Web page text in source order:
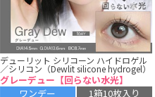
デューリット シリコーン ハイドロゲル
／シリコン（Dewlit silicone hydrogel）
グレーデュー【回らない水光】
ワンデー
1箱10枚入り